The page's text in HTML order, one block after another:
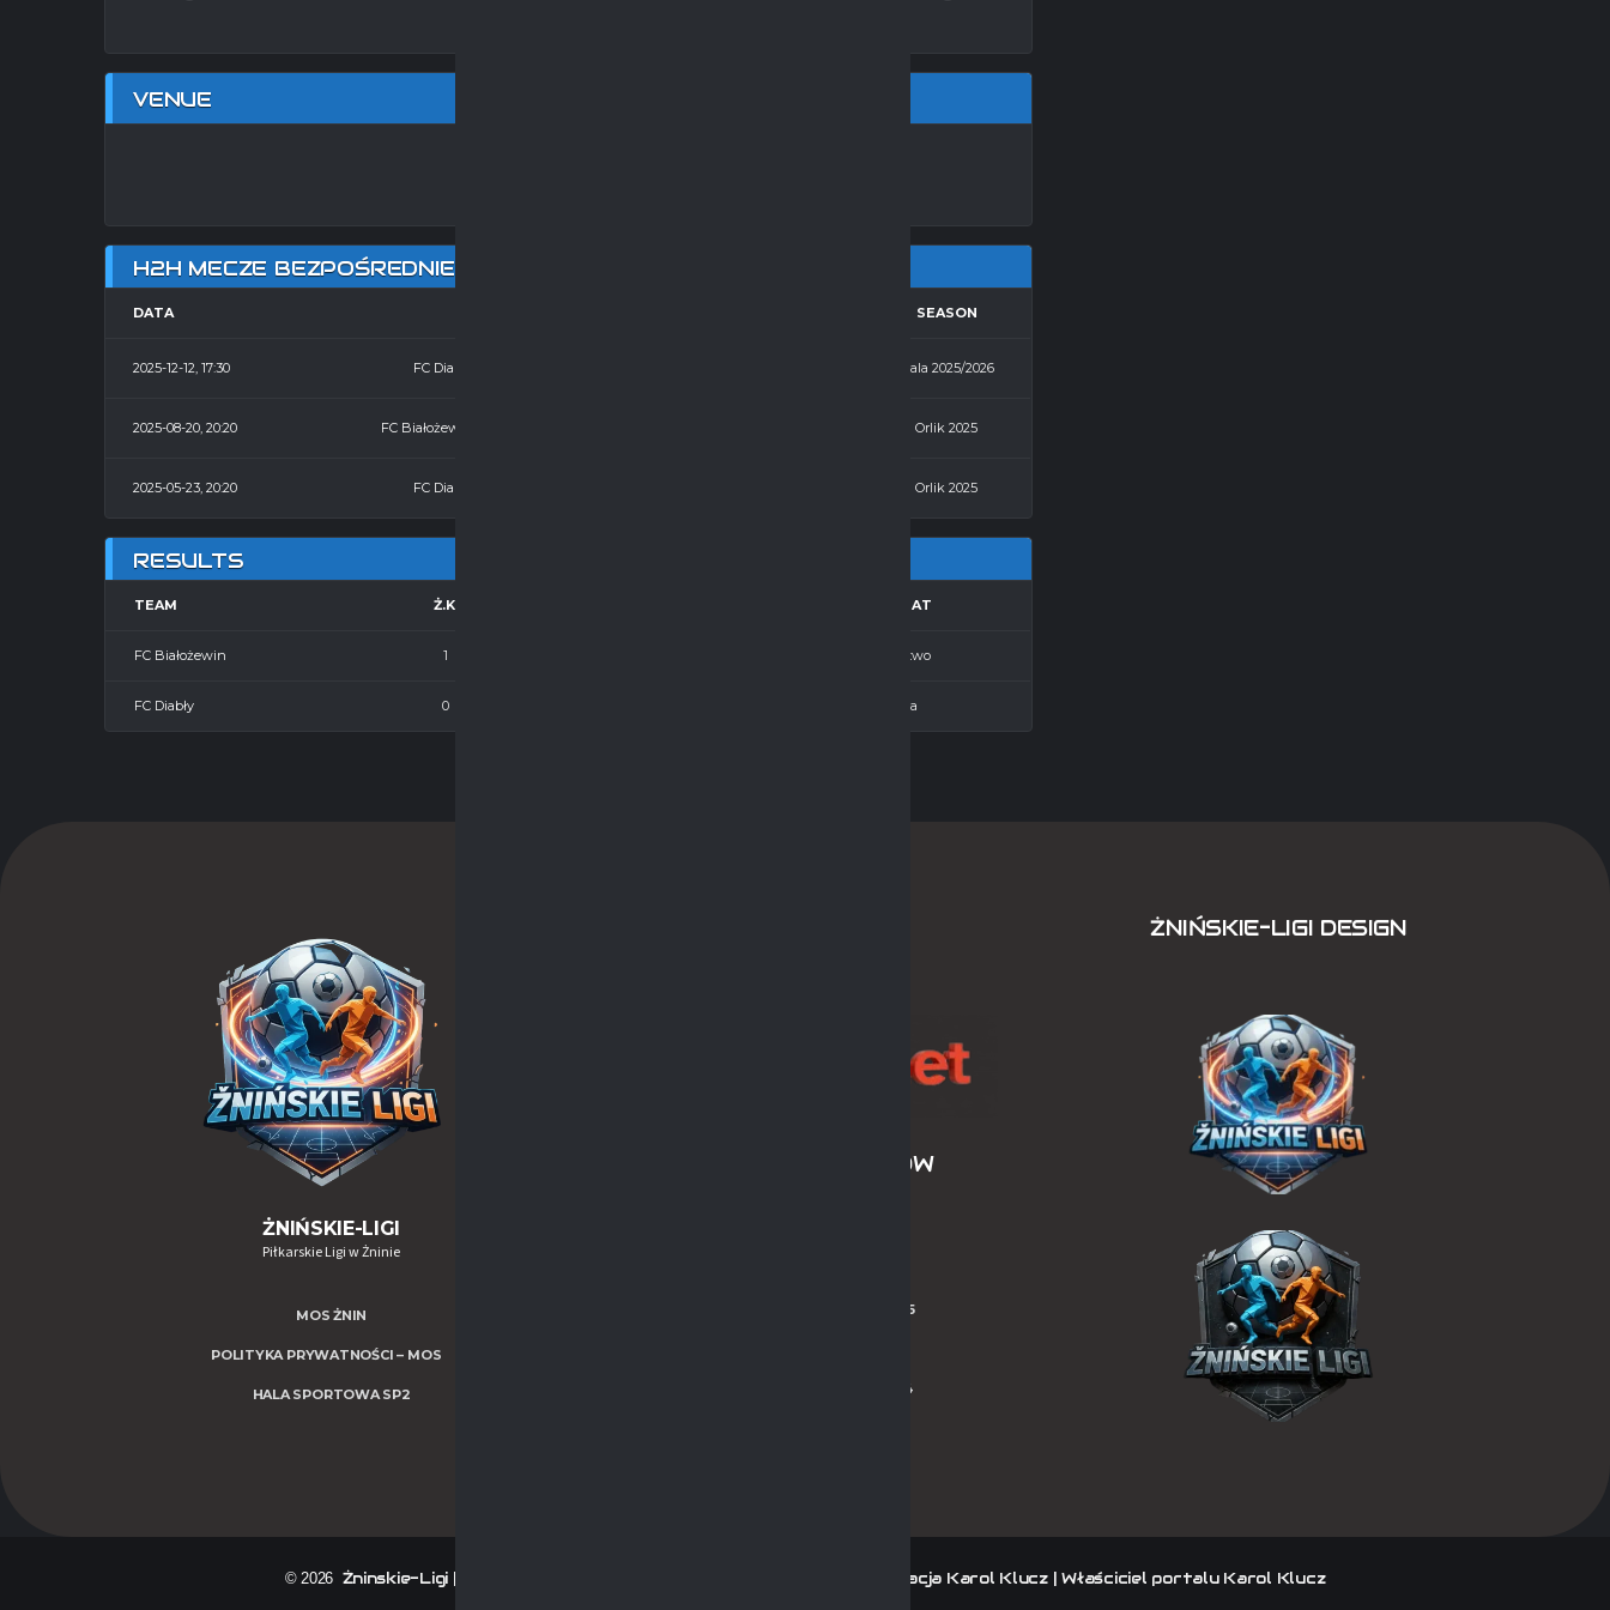
VENUE
H2H MECZE BEZPOŚREDNIE
DATA SEASON
2025-12-12, 17:30 FC Diabły Hala 2025/2026
2025-08-20, 20:20 FC Białożewin Orlik 2025
2025-05-23, 20:20 FC Diabły Orlik 2025
RESULTS
TEAM Ż.K. REZULTAT
FC Białożewin 1 Zwycięstwo
FC Diabły 0 Porażka
ŻNIŃSKIE-LIGI
Piłkarskie Ligi w Żninie
MOS ŻNIN
POLITYKA PRYWATNOŚCI – MOS
HALA SPORTOWA SP2
ARCHIWUM SEZONÓW
LPH MOS OLDBOYS 2024/2025
PL MOS ORLIK OLDBOYS 2024
ŻNIŃSKIE-LIGI DESIGN
© 2026 Żninskie-Ligi | Zasilane przez KluczSport System | Projekt i realizacja Karol Klucz | Właściciel portalu Karol Klucz